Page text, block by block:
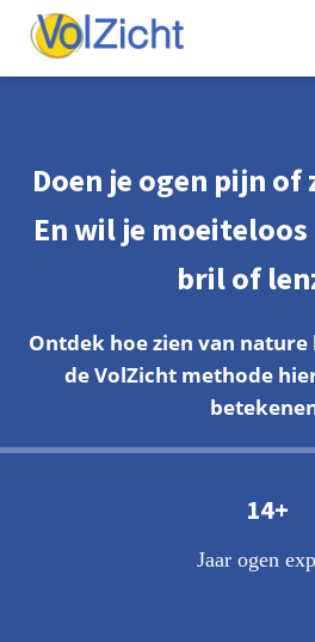
Doen je ogen pijn of
En wil je
bril of
Ontdek hoe zien van
de VolZicht methode
14+
Jaar ogen